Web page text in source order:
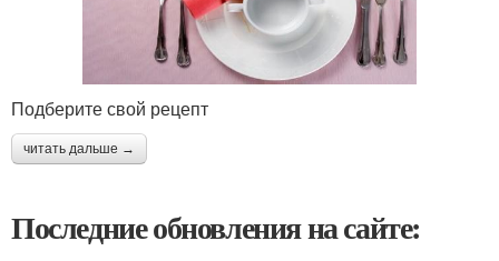
Подберите свой рецепт
читать дальше →
Последние обновления на сайте: